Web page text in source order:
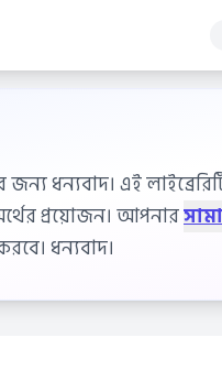
ধন্যবাদ। এই
প্রয়োজন। আপনার
ধন্যবাদ।